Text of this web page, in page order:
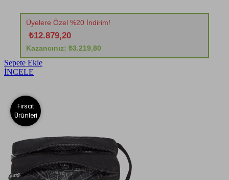
Üyelere Özel %20 İndirim!
₺12.879,20
Kazancınız: ₺3.219,80
Sepete Ekle
İNCELE
Fırsat
Ürünleri